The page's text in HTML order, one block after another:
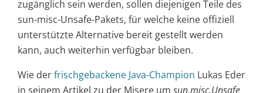
zugänglich sein werden, sollen diejenigen Teile des
sun-misc-Unsafe-Pakets, für welche keine offiziell
unterstützte Alternative bereit gestellt werden
kann, auch weiterhin verfügbar bleiben.
Wie derfrischgebackene Java-Champion Lukas Eder
in seinem Artikel zu der Misere um sun.misc.Unsafe